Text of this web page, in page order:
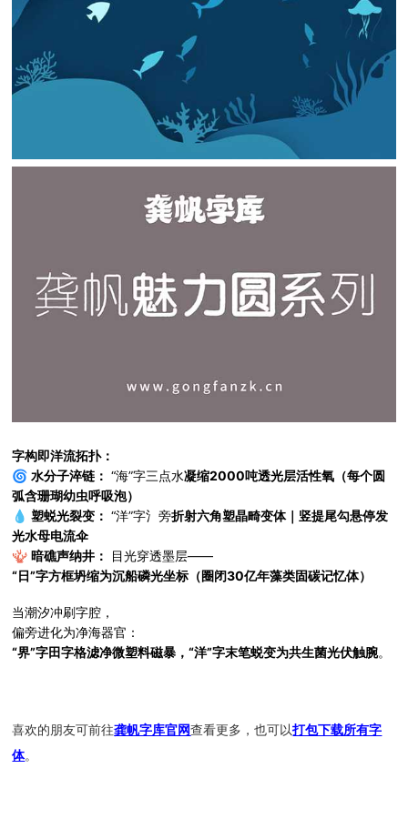
字构即洋流拓扑：
🌀水分子淬链： “海”字三点水凝缩2000吨透光层活性氧（每个圆
弧含珊瑚幼虫呼吸泡）
💧塑蜕光裂变： “洋”字氵旁折射六角塑晶畸变体｜竖提尾勾悬停发
光水母电流伞
🪸暗礁声纳井：
目光穿透墨层——
“日”字方框坍缩为沉船磷光坐标（圈闭30亿年藻类固碳记忆体）
当潮汐冲刷字腔，
偏旁进化为净海器官：
“界”字田字格滤净微塑料磁暴，“洋”字末笔蜕变为共生菌光伏触腕。
喜欢的朋友可前往龚帆字库官网查看更多，也可以打包下载所有字
体。